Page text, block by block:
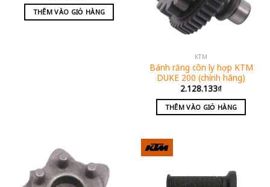
THÊM VÀO GIỎ HÀNG
KTM
Bánh răng côn ly hợp KTM
DUKE 200 (chính hãng)
2.128.133₫
THÊM VÀO GIỎ HÀNG